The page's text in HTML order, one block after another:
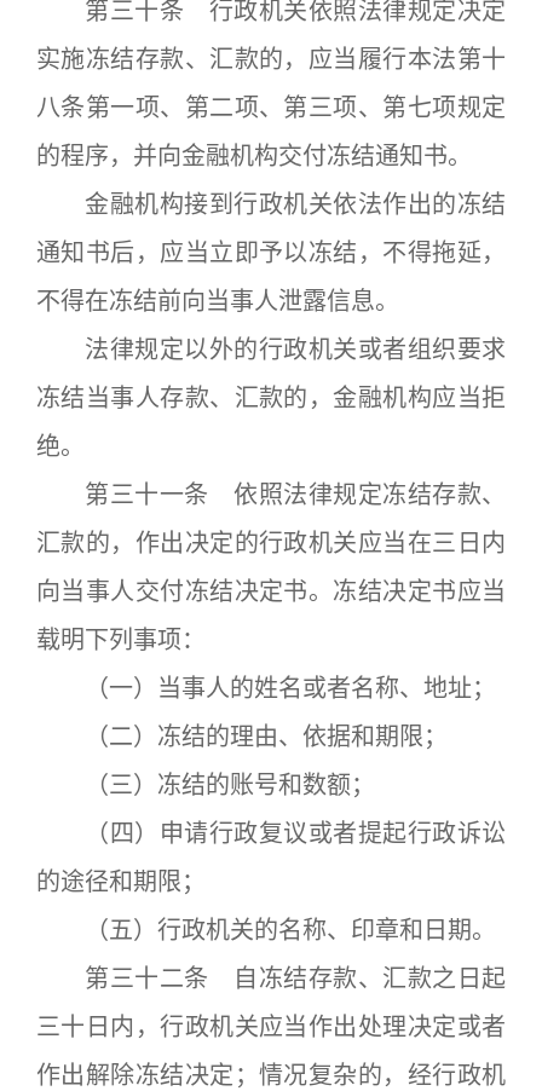
第三十条 行政机关依照法律规定决定
实施冻结存款、汇款的，应当履行本法第十
八条第一项、第二项、第三项、第七项规定
的程序，并向金融机构交付冻结通知书。
金融机构接到行政机关依法作出的冻结
通知书后，应当立即予以冻结，不得拖延，
不得在冻结前向当事人泄露信息。
法律规定以外的行政机关或者组织要求
冻结当事人存款、汇款的，金融机构应当拒
绝。
第三十一条 依照法律规定冻结存款、
汇款的，作出决定的行政机关应当在三日内
向当事人交付冻结决定书。冻结决定书应当
载明下列事项：
（一）当事人的姓名或者名称、地址；
（二）冻结的理由、依据和期限；
（三）冻结的账号和数额；
（四）申请行政复议或者提起行政诉讼
的途径和期限；
（五）行政机关的名称、印章和日期。
第三十二条 自冻结存款、汇款之日起
三十日内，行政机关应当作出处理决定或者
作出解除冻结决定；情况复杂的，经行政机